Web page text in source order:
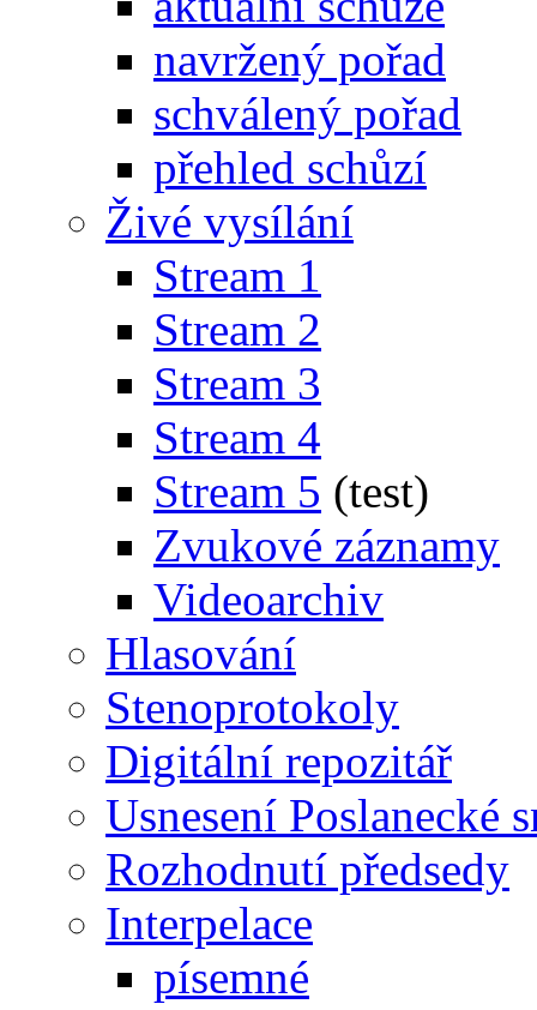
navržený pořad
schválený pořad
přehled schůzí
Živé vysílání
Stream 1
Stream 2
Stream 3
Stream 4
Stream 5 (test)
Zvukové záznamy
Videoarchiv
Hlasování
Stenoprotokoly
Digitální repozitář
Usnesení Poslanecké
Rozhodnutí předsedy
Interpelace
písemné